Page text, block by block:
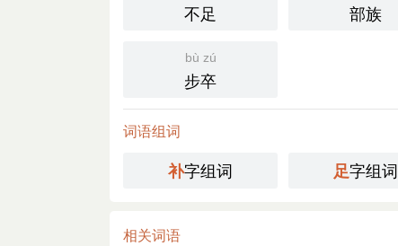
不足 部族
bù zú
步卒
词语组词
补字组词 足字组词
相关词语